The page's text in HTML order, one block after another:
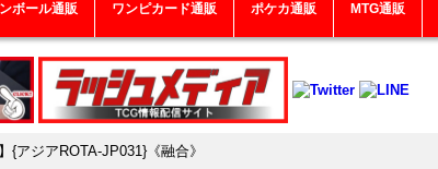
ボール通販 ワンピカード通販 ポケカ通販 MTG通販
ジアROTA-JP031}《融合》